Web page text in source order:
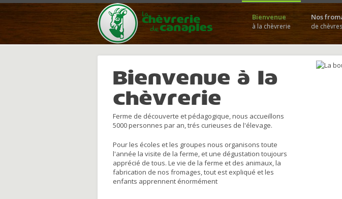
Bienvenue
à la chèvrerie
Nos
de chèvres
Bienvenue à la
chèvrerie
Ferme de découverte et pédagogique, nous accueillons
5000 personnes par an, trés curieuses de l'élevage.
Pour les écoles et les groupes nous organisons toute
l'année la visite de la ferme, et une dégustation toujours
apprécié de tous. Le vie de la ferme et des animaux, la
fabrication de nos fromages, tout est expliqué et les
enfants apprennent énormément